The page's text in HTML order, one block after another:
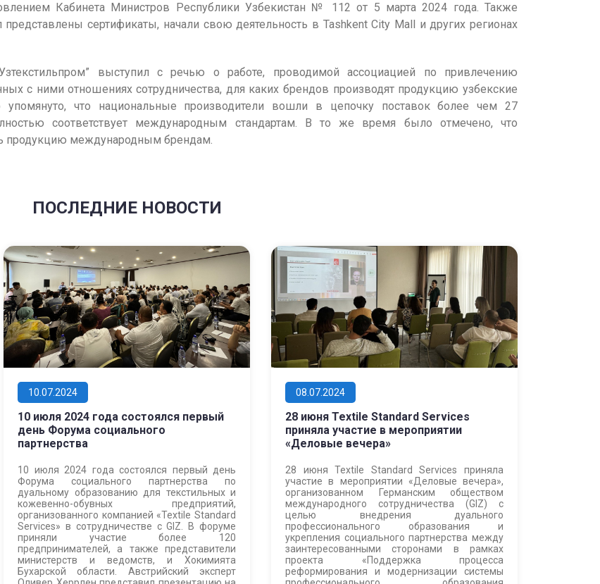
Кабинета Министров Республики Узбекистан № 112 от 5 марта 2024 года. Также
сертификаты, начали свою деятельность в Tashkent City Mall и других регионах
выступил с речью о работе, проводимой ассоциацией по привлечению
с ними отношениях сотрудничества, для каких брендов производят продукцию узбекские
упомянуто, что национальные производители вошли в цепочку поставок более чем 27
соответствует международным стандартам. В то же время было отмечено, что
продукцию международным брендам.
ПОСЛЕДНИЕ НОВОСТИ
10.07.2024
10 июля 2024 года состоялся первый
день Форума социального
партнерства
10 июля 2024 года состоялся первый день
Форума социального партнерства по
дуальному образованию для текстильных и
кожевенно-обувных предприятий,
организованного компанией «Textile Standard
Services» в сотрудничестве с GIZ. В форуме
приняли участие более 120
предпринимателей, а также представители
министерств и ведомств, и Хокимията
Бухарской области. Австрийский эксперт
08.07.2024
28 июня Textile Standard Services
приняла участие в мероприятии
«Деловые вечера»
28 июня Textile Standard Services приняла
участие в мероприятии «Деловые вечера»,
организованном Германским обществом
международного сотрудничества (GIZ) с
целью внедрения дуального
профессионального образования и
укрепления социального партнерства между
заинтересованными сторонами в рамках
проекта «Поддержка процесса
реформирования и модернизации системы